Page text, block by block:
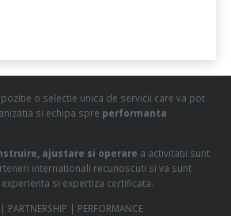
o selectie unica de servicii care va pot
si echipa spre performanta
ajustare si operare a activitatii sunt
internationali recunoscuti si va sunt
si expertiza certificata.
PARTNERSHIP | PERFORMANCE